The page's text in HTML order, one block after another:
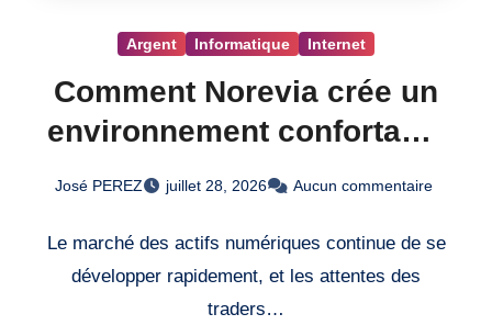
Argent Informatique Internet
Comment Norevia crée un
environnement confortable
pour le trading des actifs
José PEREZ juillet 28, 2026 Aucun commentaire
Le marché des actifs numériques continue de se
développer rapidement, et les attentes des
traders…